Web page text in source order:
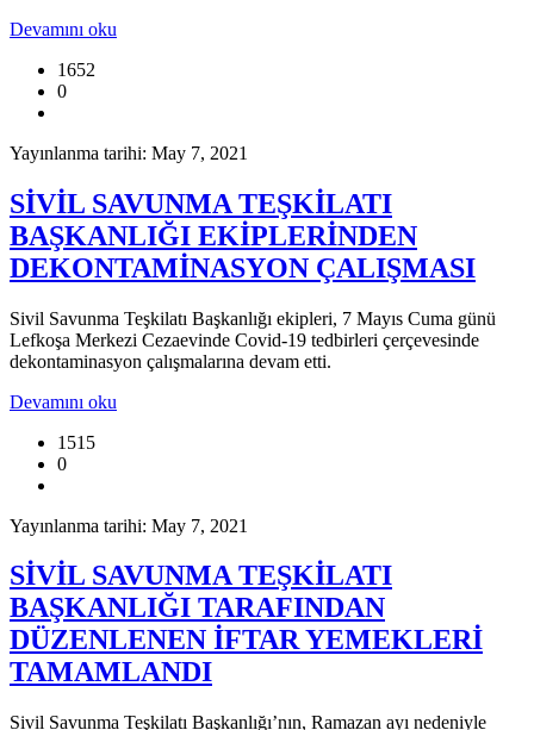
Devamını oku
1652
0
Yayınlanma tarihi: May 7, 2021
SİVİL SAVUNMA TEŞKİLATI
BAŞKANLIĞI EKİPLERİNDEN
DEKONTAMİNASYON ÇALIŞMASI
Sivil Savunma Teşkilatı Başkanlığı ekipleri, 7 Mayıs Cuma günü
Lefkoşa Merkezi Cezaevinde Covid-19 tedbirleri çerçevesinde
dekontaminasyon çalışmalarına devam etti.
Devamını oku
1515
0
Yayınlanma tarihi: May 7, 2021
SİVİL SAVUNMA TEŞKİLATI
BAŞKANLIĞI TARAFINDAN
DÜZENLENEN İFTAR YEMEKLERİ
TAMAMLANDI
Sivil Savunma Teşkilatı Başkanlığı’nın, Ramazan ayı nedeniyle